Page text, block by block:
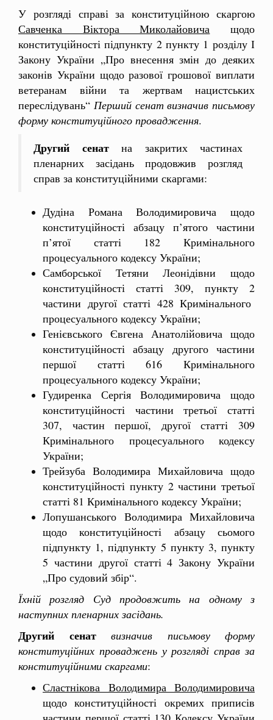
У розгляді справі за конституційною скаргою
Савченка Віктора Миколайовича щодо
конституційності підпункту 2 пункту 1 розділу І
Закону України „Про внесення змін до деяких
законів України щодо разової грошової виплати
ветеранам війни та жертвам нацистських
переслідувань“ Перший сенат визначив письмову
форму конституційного провадження.
Другий сенатна закритих частинах
пленарних засідань продовжив розгляд
справ за конституційними скаргами:
Дудіна Романа Володимировича щодо
конституційності абзацу п’ятого частини
п’ятої статті 182 Кримінального
процесуального кодексу України;
Самборської Тетяни Леонідівни щодо
конституційності статті 309, пункту 2
частини другої статті 428 Кримінального
процесуального кодексу України;
Генієвського Євгена Анатолійовича щодо
конституційності абзацу другого частини
першої статті 616 Кримінального
процесуального кодексу України;
Гудиренка Сергія Володимировича щодо
конституційності частини третьої статті
307, частин першої, другої статті 309
Кримінального процесуального кодексу
України;
Трейзуба Володимира Михайловича щодо
конституційності пункту 2 частини третьої
статті 81 Кримінального кодексу України;
Лопушанського Володимира Михайловича
щодо конституційності абзацу сьомого
підпункту 1, підпункту 5 пункту 3, пункту
5 частини другої статті 4 Закону України
„Про судовий збір“.
Їхній розгляд Суд продовжить на одному з
наступних пленарних засідань.
Другий сенат
визначив письмову форму
конституційних проваджень у розгляді справ за
конституційними скаргами:
Сластнікова Володимира Володимировича
щодо конституційності окремих приписів